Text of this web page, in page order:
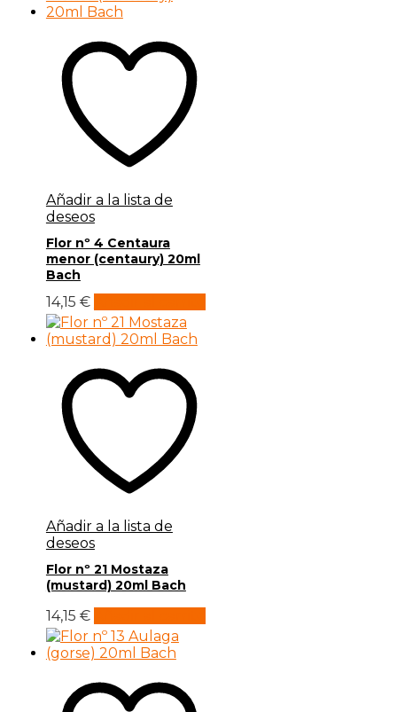
Añadir a la lista de
deseos
Flor nº 4 Centaura
menor (centaury) 20ml
Bach
14,15 €
Añadir a la lista de
deseos
Flor nº 21 Mostaza
(mustard) 20ml Bach
14,15 €